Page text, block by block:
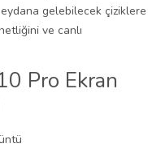
gelebilecek çiziklere
ve canlı
Pro Ekran